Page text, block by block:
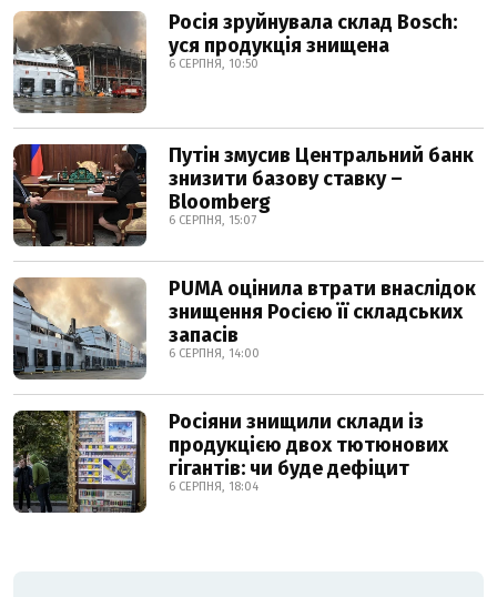
Росія зруйнувала склад Bosch:
уся продукція знищена
6 СЕРПНЯ, 10:50
Путін змусив Центральний банк
знизити базову ставку –
Bloomberg
6 СЕРПНЯ, 15:07
PUMA оцінила втрати внаслідок
знищення Росією її складських
запасів
6 СЕРПНЯ, 14:00
Росіяни знищили склади із
продукцією двох тютюнових
гігантів: чи буде дефіцит
6 СЕРПНЯ, 18:04